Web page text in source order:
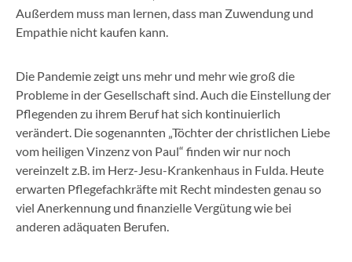
Außerdem muss man lernen, dass man Zuwendung und
Empathie nicht kaufen kann.
Die Pandemie zeigt uns mehr und mehr wie groß die
Probleme in der Gesellschaft sind. Auch die Einstellung der
Pflegenden zu ihrem Beruf hat sich kontinuierlich
verändert. Die sogenannten „Töchter der christlichen Liebe
vom heiligen Vinzenz von Paul“ finden wir nur noch
vereinzelt z.B. im Herz-Jesu-Krankenhaus in Fulda. Heute
erwarten Pflegefachkräfte mit Recht mindesten genau so
viel Anerkennung und finanzielle Vergütung wie bei
anderen adäquaten Berufen.